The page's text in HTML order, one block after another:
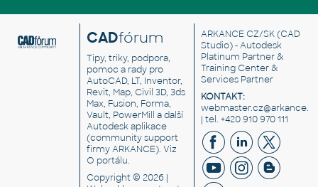
CADfórum
Tipy, triky, podpora,
pomoc a rady pro
AutoCAD, LT, Inventor,
Revit, Map, Civil 3D, 3ds
Max, Fusion, Forma,
Vault, PowerMill a další
Autodesk aplikace
(community support
firmy ARKANCE). Viz
O portálu.
Copyright © 2026 |
ARKANCE CZ/SK(CAD
Studio) - Autodesk
Platinum Partner &
Training Center &
Services Partner
KONTAKT:
| tel. +420 910 970 111